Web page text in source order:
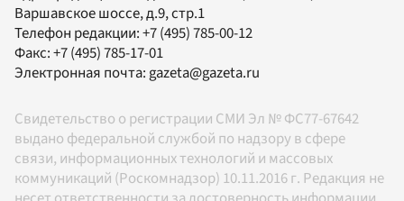
Варшавское шоссе, д.9, стр.1
Телефон редакции:+7 (495) 785-00-12
Факс:+7 (495) 785-17-01
Электронная почта:gazeta@gazeta.ru
Свидетельство о регистрации СМИ Эл № ФС77-67642
выдано федеральной службой по надзору в сфере
связи, информационных технологий и массовых
коммуникаций (Роскомнадзор) 10.11.2016 г. Редакция не